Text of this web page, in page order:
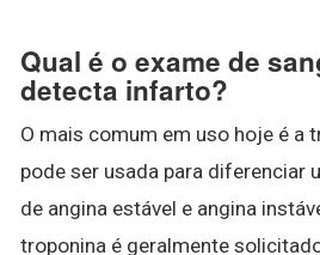
Qual é o exame de
detecta infarto?
O mais comum em uso hoje é a
pode ser usada para diferenciar
de angina estável e angina
troponina é geralmente